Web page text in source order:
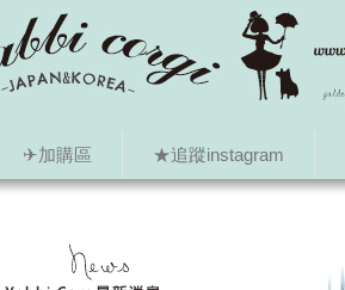
✈加購區 ★追蹤instagram